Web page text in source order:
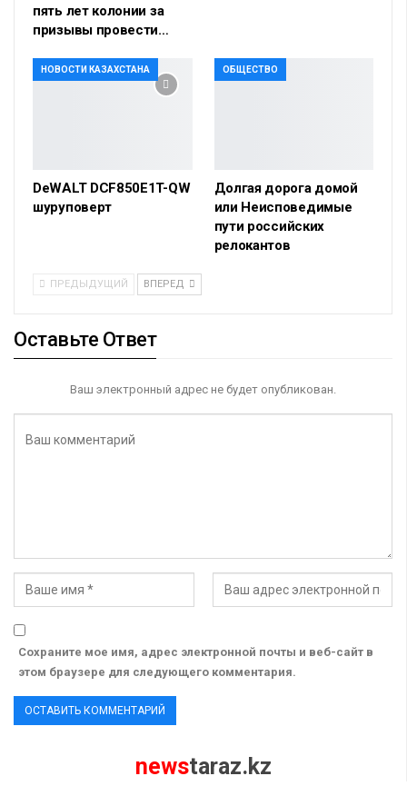
пять лет колонии за
призывы провести…
НОВОСТИ КАЗАХСТАНА
DeWALT DCF850E1T-QW
шуруповерт
ОБЩЕСТВО
Долгая дорога домой
или Неисповедимые
пути российских
релокантов
ПРЕДЫДУЩИЙ ВПЕРЕД
Оставьте Ответ
Ваш электронный адрес не будет опубликован.
Сохраните мое имя, адрес электронной почты и веб-сайт в
этом браузере для следующего комментария.
newstaraz.kz